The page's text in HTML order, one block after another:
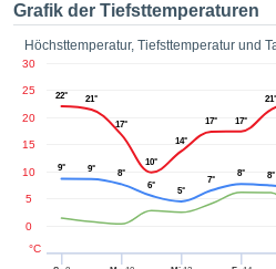
dass
von
diese
die
adgang
digitale
Grafik der Tiefsttemperaturen
Höchsttemperatur, Tiefsttemperatur und
0
5
10
15
20
25
30
°C
22° 21°
17°
10°
14°
17° 17°
21°
9° 9°
8°
6°
5°
7°
8° 8°